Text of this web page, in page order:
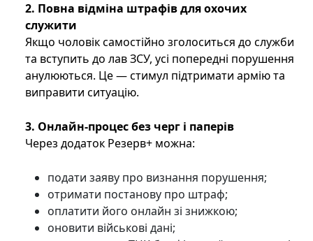
2. Повна відміна штрафів для охочих
служити
Якщо чоловік самостійно зголоситься до служби
та вступить до лав ЗСУ, усі попередні порушення
анулюються. Це — стимул підтримати армію та
виправити ситуацію.
3. Онлайн-процес без черг і паперів
Через додаток Резерв+ можна:
подати заяву про визнання порушення;
отримати постанову про штраф;
оплатити його онлайн зі знижкою;
оновити військові дані;